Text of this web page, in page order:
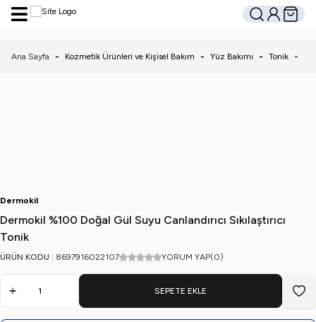
Hesabım
Sepetim
Ana Sayfa - Kozmetik Ürünleri ve Kişisel Bakım - Yüz Bakımı - Tonik -
Dermokil
Dermokil %100 Doğal Gül Suyu Canlandırıcı Sıkılaştırıcı
Tonik
ÜRÜN KODU : 8697916022107 YORUM YAP(0)
SEPETE EKLE